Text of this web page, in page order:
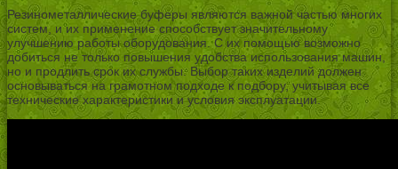
Резинометаллические буферы являются важной частью многих
систем, и их применение способствует значительному
улучшению работы оборудования. С их помощью возможно
добиться не только повышения удобства использования машин,
но и продлить срок их службы. Выбор таких изделий должен
основываться на грамотном подходе к подбору, учитывая все
технические характеристики и условия эксплуатации.